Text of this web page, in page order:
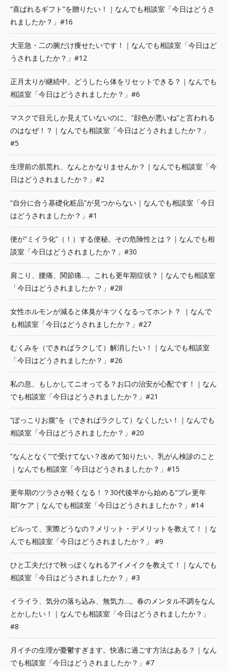
“喜ばれるギフト”を贈りたい！｜なんでも相談室「今日はどうさ
れましたか？」#16
大至急・二の腕だけ痩せたいです！｜なんでも相談室「今日はど
うされましたか？」#12
正月太りが継続中。どうしたら体をリセットできる？｜なんでも
相談室「今日はどうされましたか？」#6
マスクで目元しか見えていないのに、“顔色が悪いね”と言われる
のはなぜ！？｜なんでも相談室「今日はどうされましたか？」
#5
生理前の肌荒れ、なんとかなりませんか？｜なんでも相談室「今
日はどうされましたか？」#2
“自分に合う基礎化粧品”が見つからない｜なんでも相談室「今日
はどうされましたか？」#1
便が“ミイラ化”（！）する便秘。その危険性とは？｜なんでも相
談室「今日はどうされましたか？」#30
肩こり、腰痛、関節痛…。これも更年期症状？｜なんでも相談室
「今日はどうされましたか？」#28
女性ホルモンが減ると体臭がキツくなるってホント？ ｜なんで
も相談室「今日はどうされましたか？」#27
むくみを（できればラクして）解消したい！｜なんでも相談室
「今日はどうされましたか？」#26
私の息、もしかしてニオってる？お口の治安が心配です！｜なん
でも相談室「今日はどうされましたか？」#21
“ぽっこりお腹”を（できればラクして）なくしたい！｜なんでも
相談室「今日はどうされましたか？」#20
“なんとなく”で受けてない？改めて知りたい、乳がん検診のこと
｜なんでも相談室「今日はどうされましたか？」#15
更年期のツラさが軽くなる！？30代後半から始める“プレ更年
期”ケア｜なんでも相談室「今日はどうされましたか？」#14
ピルって、実際どうなの？メリット・デメリットを教えて！｜な
んでも相談室「今日はどうされましたか？」 #9
ひと工夫だけで秋っぽくなれるアイメイクを教えて！｜なんでも
相談室「今日はどうされましたか？」#3
イライラ、気分の落ち込み、無気力…。春のメンタル不調をなん
とかしたい！｜なんでも相談室「今日はどうされましたか？」
#8
月イチの生理が憂鬱すぎます。快適に過ごす方法はある？｜なん
でも相談室「今日はどうされましたか？」#7